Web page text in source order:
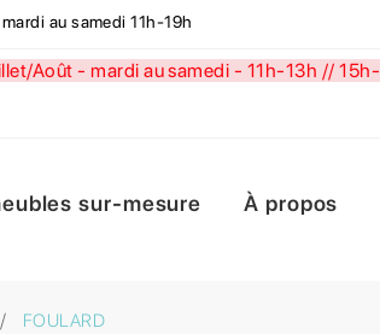
au samedi 11h-19h
Août - mardi au samedi - 11h-13h //
sur-mesure À propos
FOULARD